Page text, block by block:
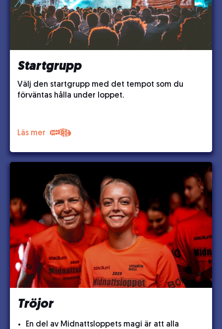
Startgrupp
Välj den startgrupp med det tempot som du
förväntas hålla under loppet.
Läs mer
Tröjor
En del av Midnattsloppets magi är att alla